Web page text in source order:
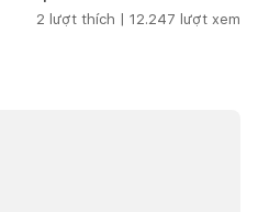
2 lượt thích | 12.247 lượt xem